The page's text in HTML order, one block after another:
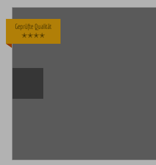
Geprüfte Qualität
✭✭✭✭